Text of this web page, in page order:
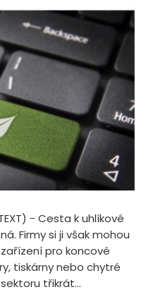
- Cesta k uhlíkové
Firmy si ji však mohou
pro koncové
tiskárny nebo chytré
třikrát...